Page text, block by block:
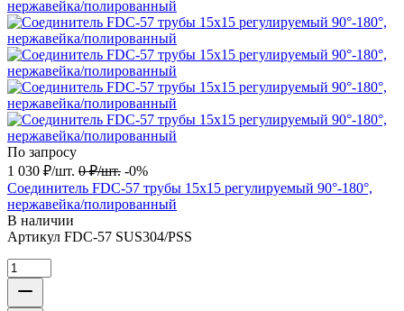
По запросу
1 030 ₽/шт. 0 ₽/шт. -0%
Соединитель FDC-57 трубы 15х15 регулируемый 90°-180°,
нержавейка/полированный
В наличии
Артикул FDC-57 SUS304/PSS